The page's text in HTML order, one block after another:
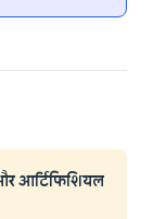
आर्टिफिशियल